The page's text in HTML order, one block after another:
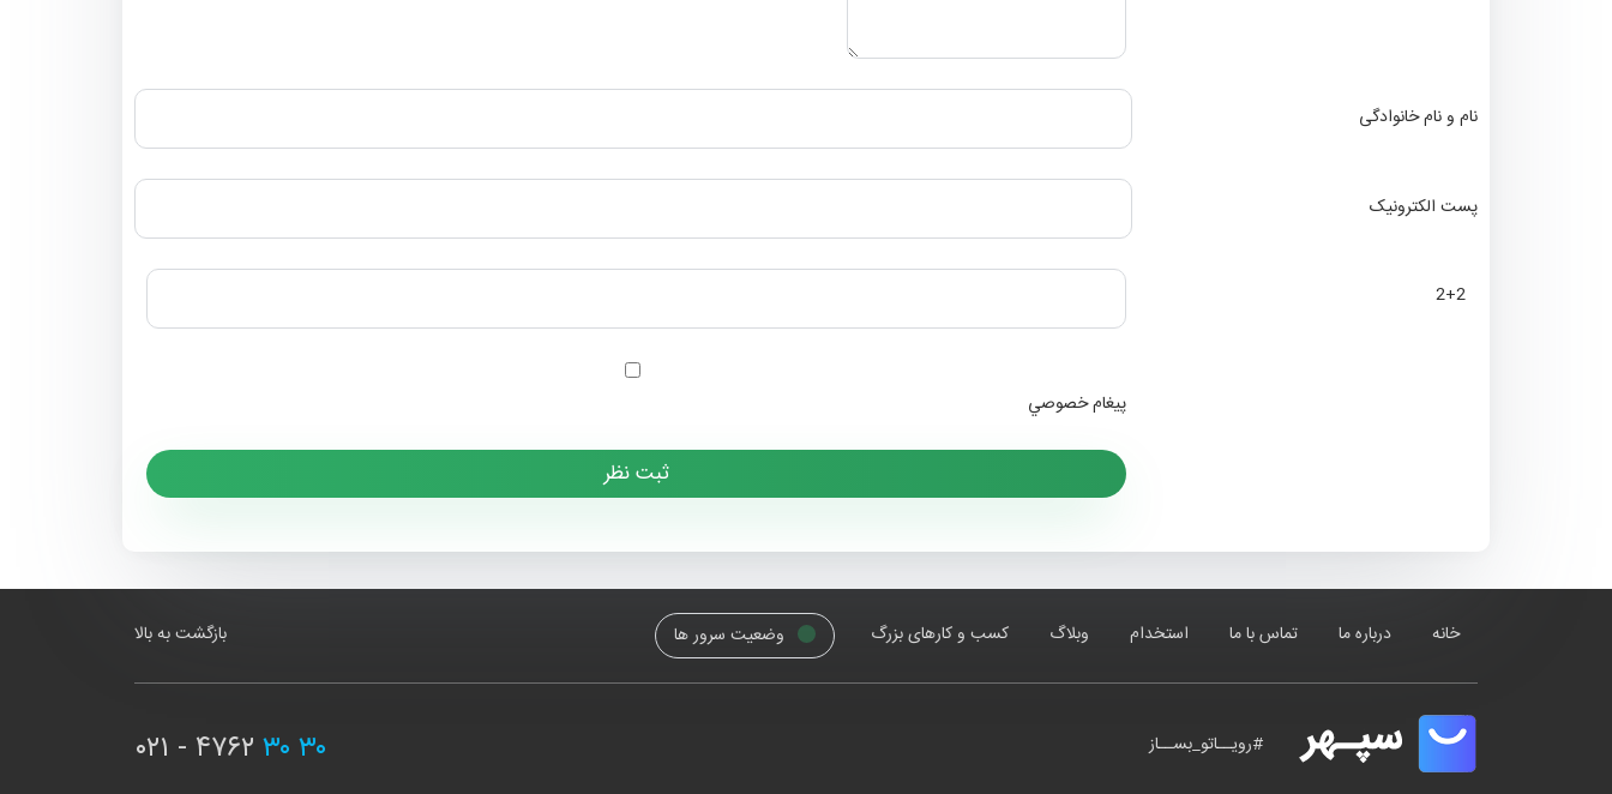
نام و نام خانوادگی
پست الکترونیک
2+2
پيغام خصوصي
خانه درباره ما تماس با ما استخدام وبلاگ کسب و کارهای بزرگ وضعیت سرور ها بازگشت به بالا
#رویــاتو_بســاز ۰۲۱ - ۴۷۶۲ ۳۰ ۳۰